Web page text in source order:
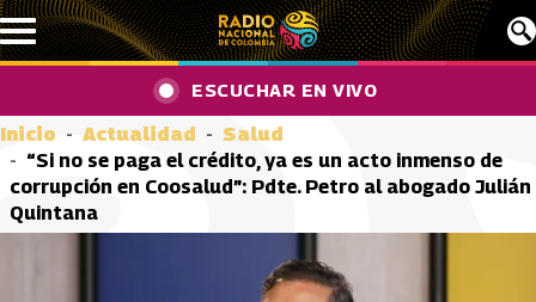
Pasar al contenido principal
ESCUCHAR EN VIVO
Inicio Actualidad
Salud
“Si no se paga el crédito, ya es un acto inmenso de
corrupción en Coosalud”: Pdte. Petro al abogado Julián
Quintana